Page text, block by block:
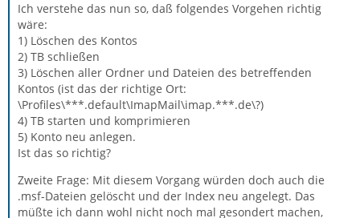
Ich verstehe das nun so, daß folgendes Vorgehen richtig
wäre:
1) Löschen des Kontos
2) TB schließen
3) Löschen aller Ordner und Dateien des betreffenden
Kontos (ist das der richtige Ort:
\Profiles\***.default\ImapMail\imap.***.de\?)
4) TB starten und komprimieren
5) Konto neu anlegen.
Ist das so richtig?
Zweite Frage: Mit diesem Vorgang würden doch auch die
.msf-Dateien gelöscht und der Index neu angelegt. Das
müßte ich dann wohl nicht noch mal gesondert machen,